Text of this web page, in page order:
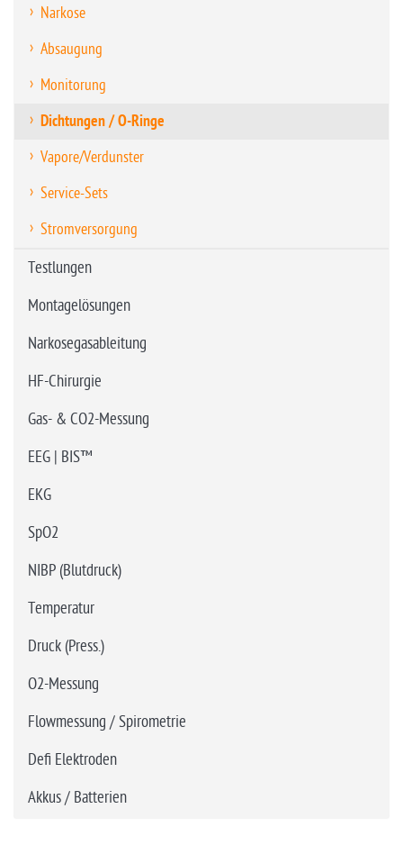
Narkose
Absaugung
Monitorung
Dichtungen / O-Ringe
Vapore/Verdunster
Service-Sets
Stromversorgung
Testlungen
Montagelösungen
Narkosegasableitung
HF-Chirurgie
Gas- & CO2-Messung
EEG | BIS™
EKG
SpO2
NIBP (Blutdruck)
Temperatur
Druck (Press.)
O2-Messung
Flowmessung / Spirometrie
Defi Elektroden
Akkus / Batterien